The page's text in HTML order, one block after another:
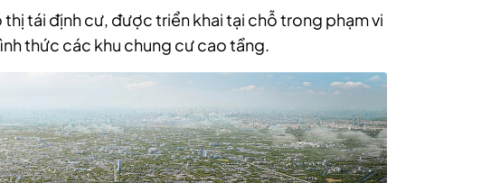
thị tái định cư, được triển khai tại chỗ trong phạm vi
thức các khu chung cư cao tầng.